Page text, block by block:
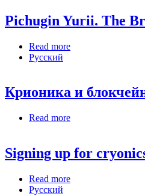
Pichugin Yurii. The
Read more
Русский
Крионика и
Read more
Signing up for
Read more
Русский